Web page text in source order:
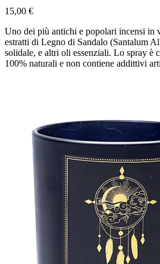
15,00 €
Uno dei più antichi e popolari incensi in
estratti di Legno di Sandalo (Santalum
solidale, e altri oli essenziali. Lo spray è
100% naturali e non contiene addittivi